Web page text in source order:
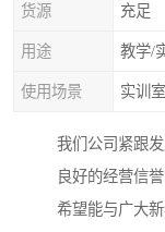
货源 充足
用途 教学/
使用场景 实训室
我们公司紧跟
良好的经营信
希望能与广大